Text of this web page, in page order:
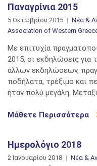
Παναγρίνια 2015
5 Οκτωβρίου 2015 Νέα &
Association of Western
Με επιτυχία
2015, οι εκδηλώσεις για
άλλων εκδηλώσεων,
ποδήλατα, τρέξιμο και
ήταν πολύ μεγάλη.
Μάθετε Περισσότερα
Ημερολόγιο 2018
2 Ιανουαρίου 2018 Νέα &